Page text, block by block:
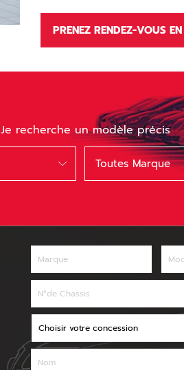
PRENEZ RENDEZ-VOUS
Je recherche un modèle précis
Toutes Marque